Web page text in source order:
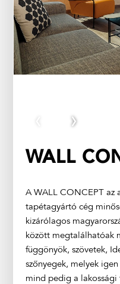
›
WALL
A WALL CONCEPT az
tapétagyártó cég
kizárólagos
között megtalálhatóak
függönyök, szövetek,
szőnyegek, melyek
mind pedig a lakossági